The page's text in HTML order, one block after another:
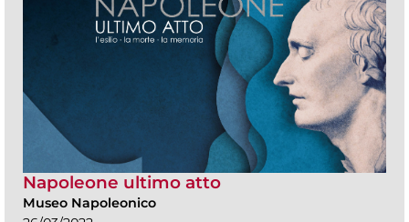
Napoleone ultimo atto
Museo Napoleonico